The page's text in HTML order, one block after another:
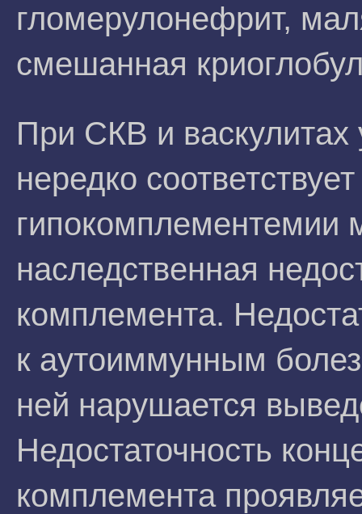
гломерулонефрит,
смешанная
При СКВ и
нередко
гипокомплементемии
наследственная
комплемента.
к аутоиммунным
ней нарушается
Недостаточность
комплемента